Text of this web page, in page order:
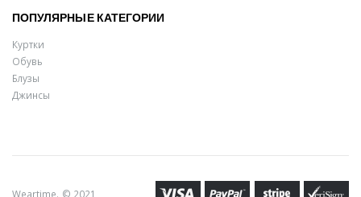
ПОПУЛЯРНЫЕ КАТЕГОРИИ
Куртки
Обувь
Блузы
Джинсы
Weartime. © 2021